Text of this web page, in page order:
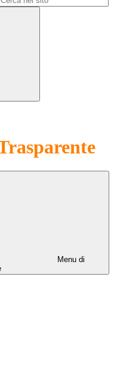
Menu di